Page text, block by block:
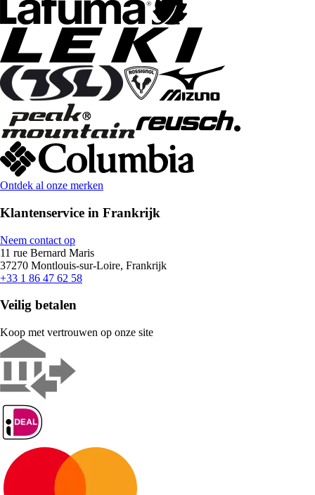
Ontdek al onze merken
Klantenservice in Frankrijk
Neem contact op
11 rue Bernard Maris
37270 Montlouis-sur-Loire, Frankrijk
+33 1 86 47 62 58
Veilig betalen
Koop met vertrouwen op onze site